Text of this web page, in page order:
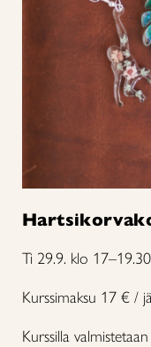
Ti 29.9. klo 17–19.30
Kurssimaksu 17 € /
Kurssilla